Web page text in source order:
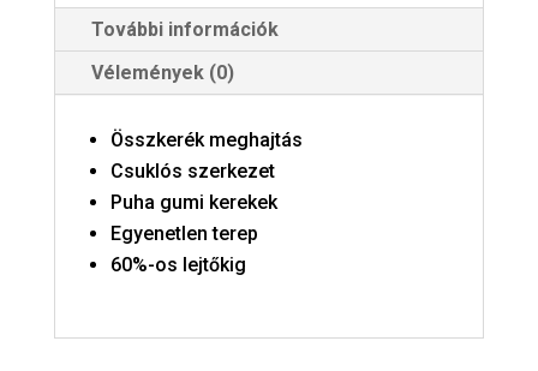
További információk
Vélemények (0)
Összkerék meghajtás
Csuklós szerkezet
Puha gumi kerekek
Egyenetlen terep
60%-os lejtőkig